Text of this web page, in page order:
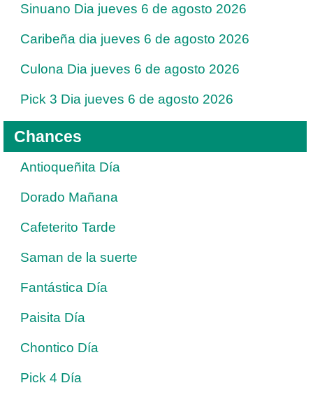
Sinuano Dia jueves 6 de agosto 2026
Caribeña dia jueves 6 de agosto 2026
Culona Dia jueves 6 de agosto 2026
Pick 3 Dia jueves 6 de agosto 2026
Chances
Antioqueñita Día
Dorado Mañana
Cafeterito Tarde
Saman de la suerte
Fantástica Día
Paisita Día
Chontico Día
Pick 4 Día